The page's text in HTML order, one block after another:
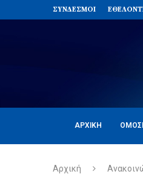
ΣΥΝΔΈΣΜΟΙ
ΑΡΧΙΚΉ
Αρχική